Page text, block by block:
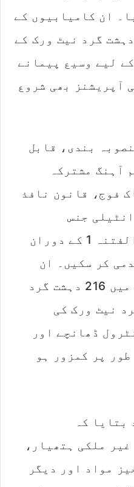
ان کامیابیوں کے
گرد نیٹ ورک کے
لیے وسیع پیمانے
آپریشنز بھی شروع
بندی، قابل
آہنگ مشترکہ
فوج، قانون نافذ
جنس
ایجنسیاں آپریشن رد الفتنہ 1 کے دوران
کر سکیں۔ ان
کارروائیوں کے نتیجے میں 216 دہشت گرد
نیٹ ورک کی
ڈھانچے اور
طور پر کمزور ہو
بتایا کہ
ملکی ہتھیار،
مواد اور دیگر